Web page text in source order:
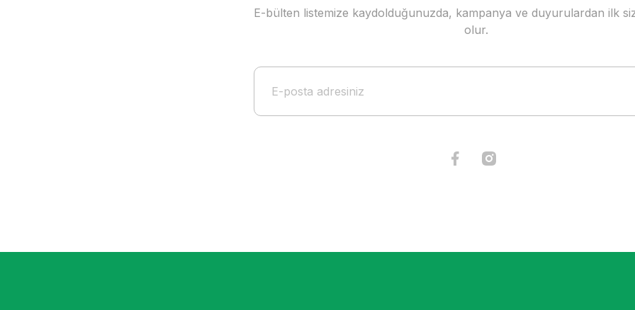
Gönder
E-bülten listemize kaydolduğunuzda, kampanya ve duyurulardan ilk
olur.